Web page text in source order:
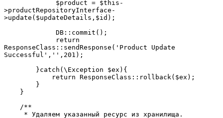
>productRepositoryInterface-
>update($updateDetails,$id);
             DB::commit();
ResponseClass::sendResponse('Product Update
Successful','',201);
        }catch(\Exception $ex){
            return ResponseClass::rollback($ex);
        }
    }
    /**
     * Удаляем указанный ресурс из хранилища.